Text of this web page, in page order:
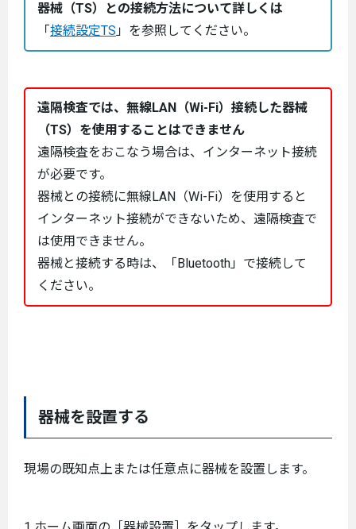
器械（TS）との接続方法について詳しくは
「接続設定TS」を参照してください。
遠隔検査では、無線LAN（Wi-Fi）接続した器械
（TS）を使用することはできません
遠隔検査をおこなう場合は、インターネット接続
が必要です。
器械との接続に無線LAN（Wi-Fi）を使用すると
インターネット接続ができないため、遠隔検査で
は使用できません。
器械と接続する時は、「Bluetooth」で接続して
ください。
器械を設置する
現場の既知点上または任意点に器械を設置します。